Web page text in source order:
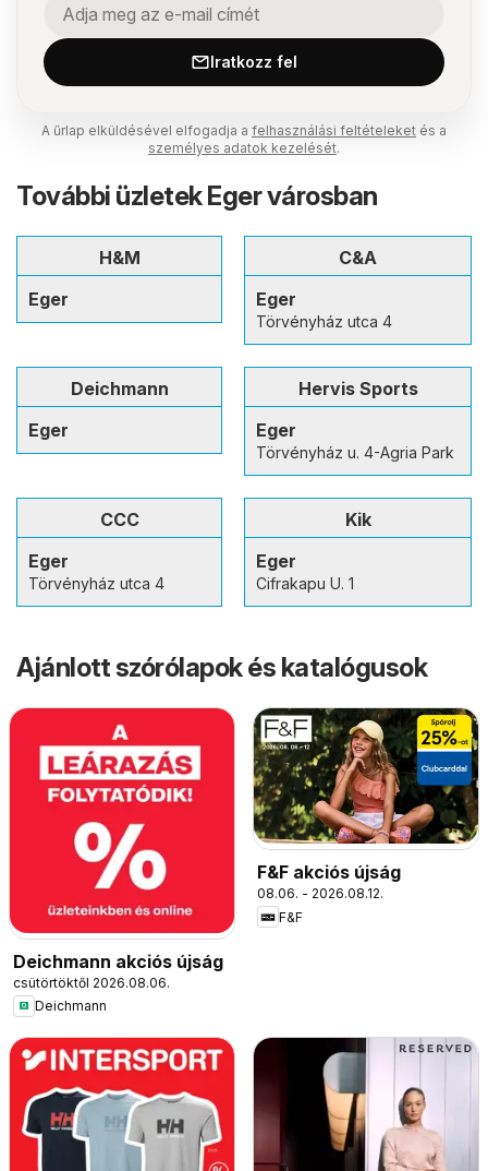
Iratkozz fel
A űrlap elküldésével elfogadja a felhasználási feltételeket és a
személyes adatok kezelését.
További üzletek Eger városban
H&M
Eger
C&A
Eger
Törvényház utca 4
Deichmann
Eger
Hervis Sports
Eger
Törvényház u. 4-Agria Park
CCC
Eger
Törvényház utca 4
Kik
Eger
Cifrakapu U. 1
Ajánlott szórólapok és katalógusok
Deichmann akciós újság
csütörtöktől 2026.08.06.
Deichmann
F&F akciós újság
08.06. - 2026.08.12.
F&F